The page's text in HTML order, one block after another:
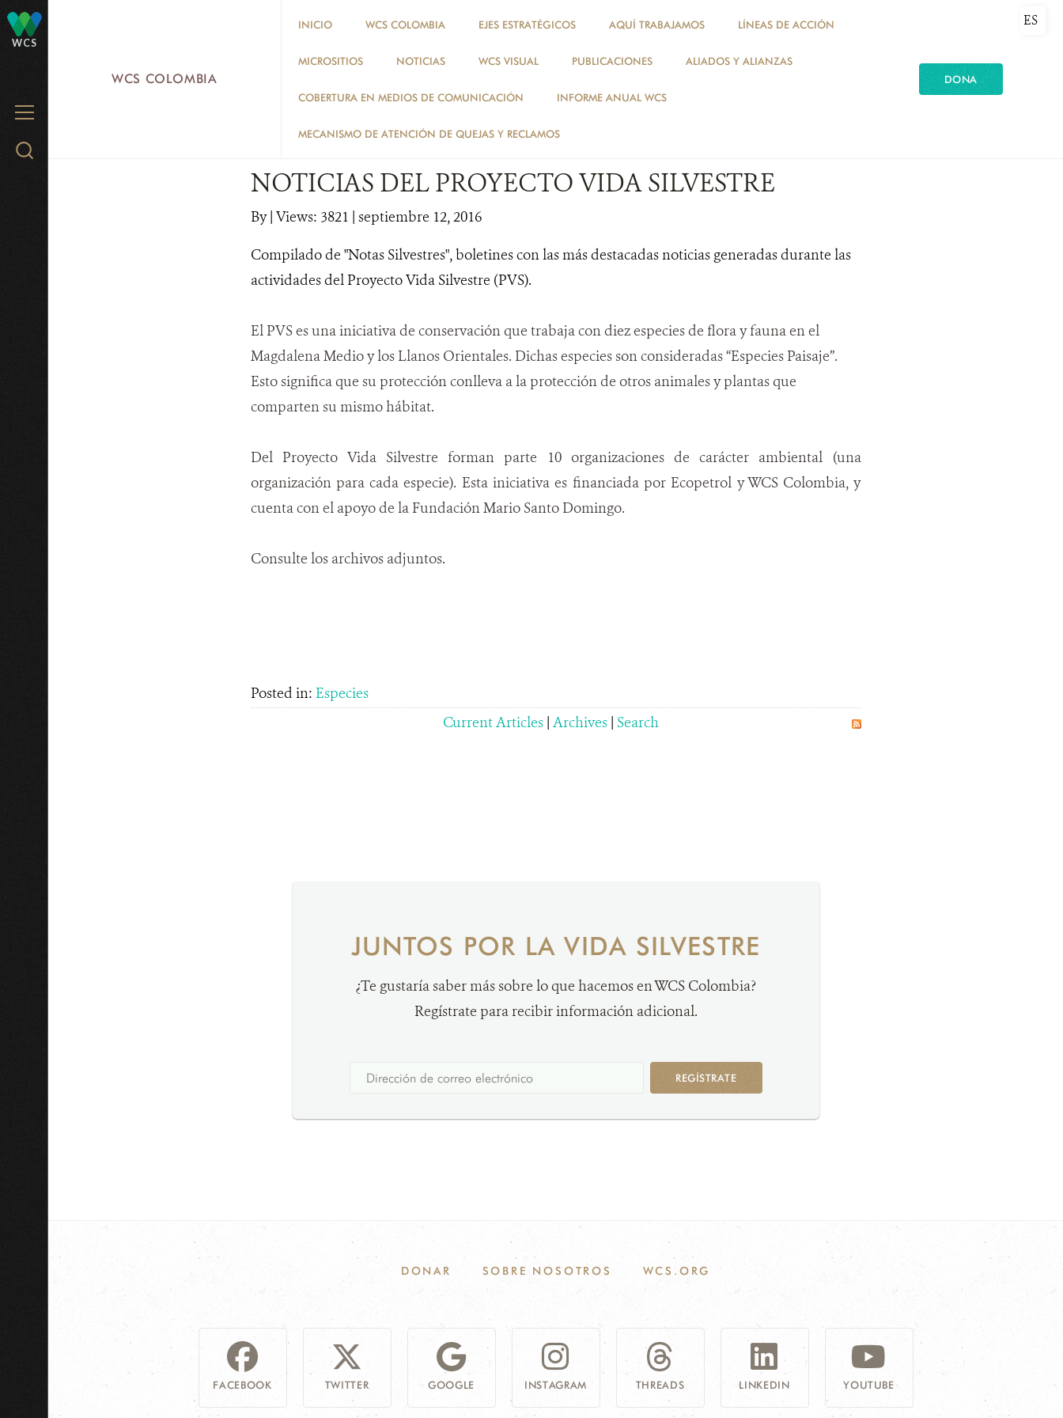
WCS
MENU
Search
WCS COLOMBIA
INICIO WCS COLOMBIA EJES ESTRATÉGICOS AQUÍ TRABAJAMOS LÍNEAS DE ACCIÓN
MICROSITIOS NOTICIAS WCS VISUAL PUBLICACIONES ALIADOS Y ALIANZAS
COBERTURA EN MEDIOS DE COMUNICACIÓN INFORME ANUAL WCS
MECANISMO DE ATENCIÓN DE QUEJAS Y RECLAMOS
DONA
ES
ESPECIES
NOTICIAS DEL PROYECTO VIDA SILVESTRE
By| Views: 3821 | septiembre 12, 2016
Compilado de "Notas Silvestres", boletines con las más destacadas noticias generadas durante las
actividades del Proyecto Vida Silvestre (PVS).
El PVS es una iniciativa de conservación que trabaja con diez especies de flora y fauna en el
Magdalena Medio y los Llanos Orientales. Dichas especies son consideradas “Especies Paisaje”.
Esto significa que su protección conlleva a la protección de otros animales y plantas que
comparten su mismo hábitat.
Del Proyecto Vida Silvestre forman parte 10 organizaciones de carácter ambiental (una
organización para cada especie). Esta iniciativa es financiada por Ecopetrol y WCS Colombia, y
cuenta con el apoyo de la Fundación Mario Santo Domingo.
Consulte los archivos adjuntos.
Posted in: Especies
Current Articles | Archives | Search
JUNTOS POR LA VIDA SILVESTRE
¿Te gustaría saber más sobre lo que hacemos en WCS Colombia?
Regístrate para recibir información adicional.
REGÍSTRATE
DONAR SOBRE NOSOTROS WCS.ORG
FACEBOOK TWITTER GOOGLE INSTAGRAM THREADS LINKEDIN YOUTUBE